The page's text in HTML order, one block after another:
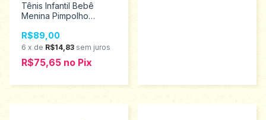
Tênis Infantil Bebê
Menina Pimpolho
0120334
R$89,00
6 x de R$14,83 sem juros
R$75,65 no Pix